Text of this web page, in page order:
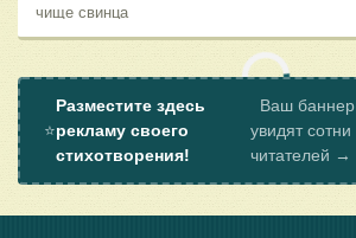
чище свинца
Незапачканные, невыеденные
А въедчивые, цепляющие нити
души.
⭐
Разместите здесь
рекламу своего
стихотворения!
Ваш баннер
увидят сотни
читателей →